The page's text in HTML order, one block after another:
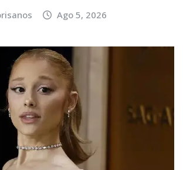
Ago 5, 2026